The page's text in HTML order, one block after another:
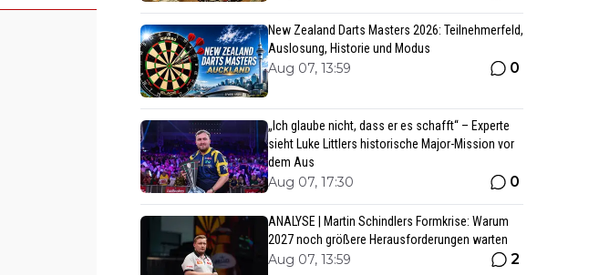
New Zealand Darts Masters 2026: Teilnehmerfeld,
Auslosung, Historie und Modus
Aug 07, 13:59 0
„Ich glaube nicht, dass er es schafft“ – Experte
sieht Luke Littlers historische Major-Mission vor
dem Aus
Aug 07, 17:30 0
ANALYSE | Martin Schindlers Formkrise: Warum
2027 noch größere Herausforderungen warten
Aug 07, 13:59 2